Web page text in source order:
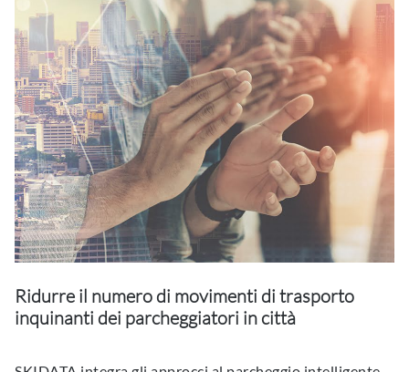
Ridurre il numero di movimenti di trasporto
inquinanti dei parcheggiatori in città